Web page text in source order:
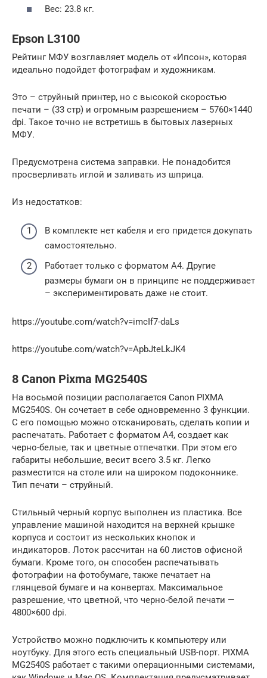
Вес: 23.8 кг.
Epson L3100
Рейтинг МФУ возглавляет модель от «Ипсон», которая
идеально подойдет фотографам и художникам.
Это – струйный принтер, но с высокой скоростью
печати – (33 стр) и огромным разрешением – 5760×1440
dpi. Такое точно не встретишь в бытовых лазерных
МФУ.
Предусмотрена система заправки. Не понадобится
просверливать иглой и заливать из шприца.
Из недостатков:
В комплекте нет кабеля и его придется докупать
самостоятельно.
Работает только с форматом А4. Другие
размеры бумаги он в принципе не поддерживает
– экспериментировать даже не стоит.
https://youtube.com/watch?v=imcIf7-daLs
https://youtube.com/watch?v=ApbJteLkJK4
8 Canon Pixma MG2540S
На восьмой позиции располагается Canon PIXMA
MG2540S. Он сочетает в себе одновременно 3 функции.
С его помощью можно отсканировать, сделать копии и
распечатать. Работает с форматом А4, создает как
черно-белые, так и цветные отпечатки. При этом его
габариты небольшие, весит всего 3.5 кг. Легко
разместится на столе или на широком подоконнике.
Тип печати – струйный.
Стильный черный корпус выполнен из пластика. Все
управление машиной находится на верхней крышке
корпуса и состоит из нескольких кнопок и
индикаторов. Лоток рассчитан на 60 листов офисной
бумаги. Кроме того, он способен распечатывать
фотографии на фотобумаге, также печатает на
глянцевой бумаге и на конвертах. Максимальное
разрешение, что цветной, что черно-белой печати —
4800×600 dpi.
Устройство можно подключить к компьютеру или
ноутбуку. Для этого есть специальный USB-порт. PIXMA
MG2540S работает с такими операционными системами,